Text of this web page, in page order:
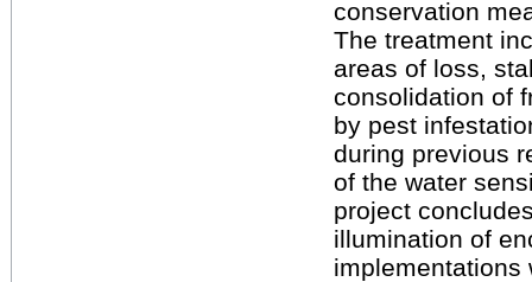
conservation
The treatment
areas of loss,
consolidation of
by pest
during previous
of the water
project
illumination of
implementations